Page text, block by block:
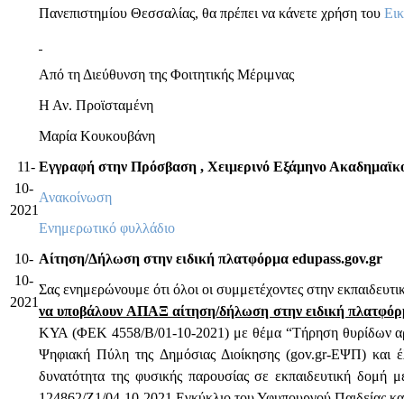
Πανεπιστημίου Θεσσαλίας, θα πρέπει να κάνετε χρήση του
Από τη Διεύθυνση της Φοιτητικής Μέριμνας
Η Αν. Προϊσταμένη
Μαρία Κουκουβάνη
11-
10-
2021
Εγγραφή στην Πρόσβαση , Χειμερινό Εξάμηνο
Ανακοίνωση
Ενημερωτικό φυλλάδιο
10-
10-
2021
Αίτηση/Δήλωση στην ειδική πλατφόρμα edupass.gov.gr
Σας ενημερώνουμε ότι όλοι οι συμμετέχοντες στην
να υποβάλουν ΑΠΑΞ αίτηση/δήλωση στην ειδική
ΚΥΑ (ΦΕΚ 4558/Β/01-10-2021) με θέμα “Τήρηση θυρίδων
Ψηφιακή Πύλη της Δημόσιας Διοίκησης (gov.gr-ΕΨΠ) και
δυνατότητα της φυσικής παρουσίας σε εκπαιδευτική δομή